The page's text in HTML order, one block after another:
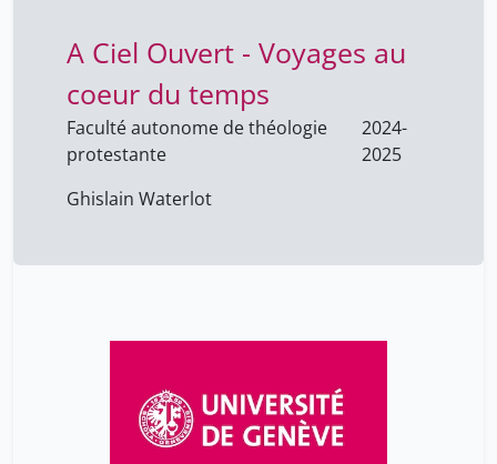
A Ciel Ouvert - Voyages au
coeur du temps
Faculté autonome de théologie
protestante
2024-
2025
Ghislain Waterlot